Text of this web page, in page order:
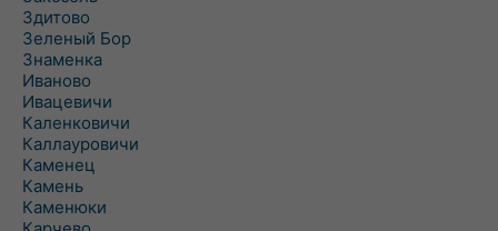
Здитово
Зеленый Бор
Знаменка
Иваново
Ивацевичи
Каленковичи
Каллауровичи
Каменец
Камень
Каменюки